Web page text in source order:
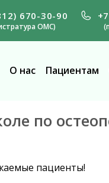
670-30-90
ОМС)
О нас Пациентам
по
пациенты!